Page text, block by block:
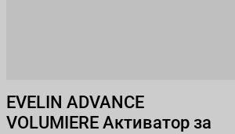
EVELIN ADVANCE
VOLUMIERE Aктиватор за